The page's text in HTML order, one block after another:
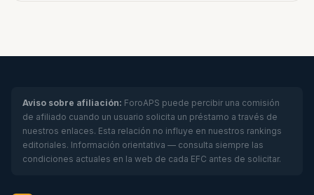
Aviso sobre afiliación: ForoAPS puede percibir una comisión
de afiliado cuando un usuario solicita un préstamo a través de
nuestros enlaces. Esta relación no influye en nuestros rankings
editoriales. Información orientativa — consulta siempre las
condiciones actuales en la web de cada EFC antes de solicitar.